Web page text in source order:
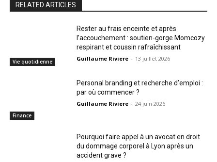
RELATED ARTICLES
Vie quotidienne
Rester au frais enceinte et après
l’accouchement : soutien-gorge Momcozy
respirant et coussin rafraîchissant
Guillaume Riviere - 13 juillet 2026
Finance
Personal branding et recherche d’emploi :
par où commencer ?
Guillaume Riviere - 24 juin 2026
Pourquoi faire appel à un avocat en droit
du dommage corporel à Lyon après un
accident grave ?